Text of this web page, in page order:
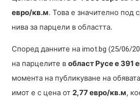
евро/кв.м. Това е значително под
нива за парцели в областта.
Според данните на imot.bg (25/06/
на парцелите в област Русе е 391
момента на публикуване на
имот е с цена от 2,77 евро/кв.м,